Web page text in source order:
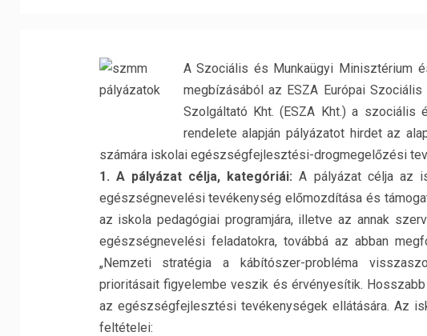
A Szociális és Munkaügyi Minisztérium
megbízásából az ESZA Európai
Szolgáltató Kht. (ESZA Kht.) a szociális
rendelete alapján pályázatot hirdet az
számára iskolai egészségfejlesztési-drogmegelőzési
1. A pályázat célja, kategóriái: A pályázat célja az
egészségnevelési tevékenység előmozdítása és
az iskola pedagógiai programjára, illetve az annak
egészségnevelési feladatokra, továbbá az abban
„Nemzeti stratégia a kábítószer-probléma
prioritásait figyelembe veszik és érvényesítik.
az egészségfejlesztési tevékenységek ellátására. Az
feltételei: